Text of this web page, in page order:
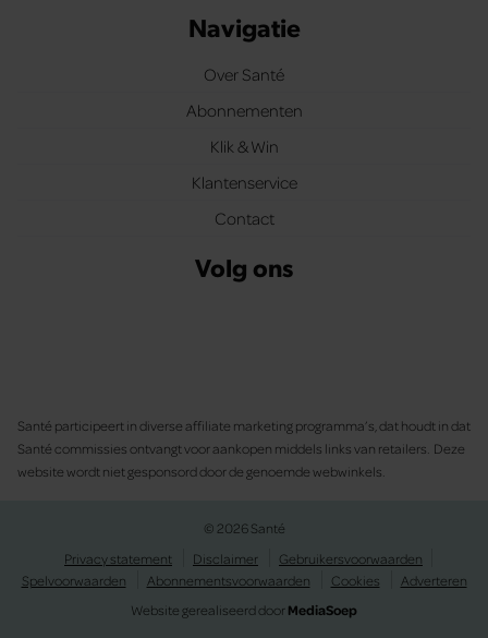
Navigatie
Over Santé
Abonnementen
Klik & Win
Klantenservice
Contact
Volg ons
Santé participeert in diverse affiliate marketing programma’s, dat houdt in dat
Santé commissies ontvangt voor aankopen middels links van retailers. Deze
website wordt niet gesponsord door de genoemde webwinkels.
© 2026 Santé
Privacy statement
Disclaimer
Gebruikersvoorwaarden
Spelvoorwaarden
Abonnementsvoorwaarden Cookies
Adverteren
Website gerealiseerd doorMediaSoep